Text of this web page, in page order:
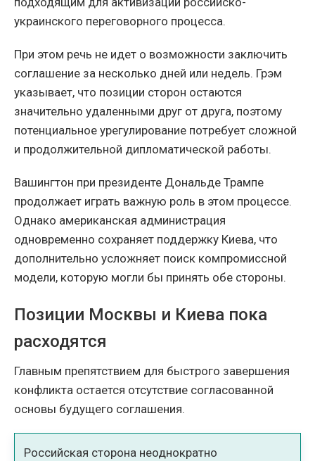
украинского переговорного процесса.
При этом речь не идет о возможности заключить
соглашение за несколько дней или недель. Грэм
указывает, что позиции сторон остаются
значительно удаленными друг от друга, поэтому
потенциальное урегулирование потребует сложной
и продолжительной дипломатической работы.
Вашингтон при президенте Дональде Трампе
продолжает играть важную роль в этом процессе.
Однако американская администрация
одновременно сохраняет поддержку Киева, что
дополнительно усложняет поиск компромиссной
модели, которую могли бы принять обе стороны.
Позиции Москвы и Киева пока
расходятся
Главным препятствием для быстрого завершения
конфликта остается отсутствие согласованной
основы будущего соглашения.
Российская сторона неоднократно